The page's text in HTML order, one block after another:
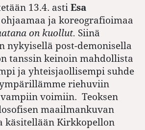
13.4. asti Esa
ohjaamaa ja koreografioimaa
on kuollut. Siinä
nykyisellä post-demonisella
tanssin keinoin mahdollista
ja yhteisjaollisempi suhde
riehuviin
voimiin. Teoksen
maailmankuvan
käsitellään Kirkkopellon